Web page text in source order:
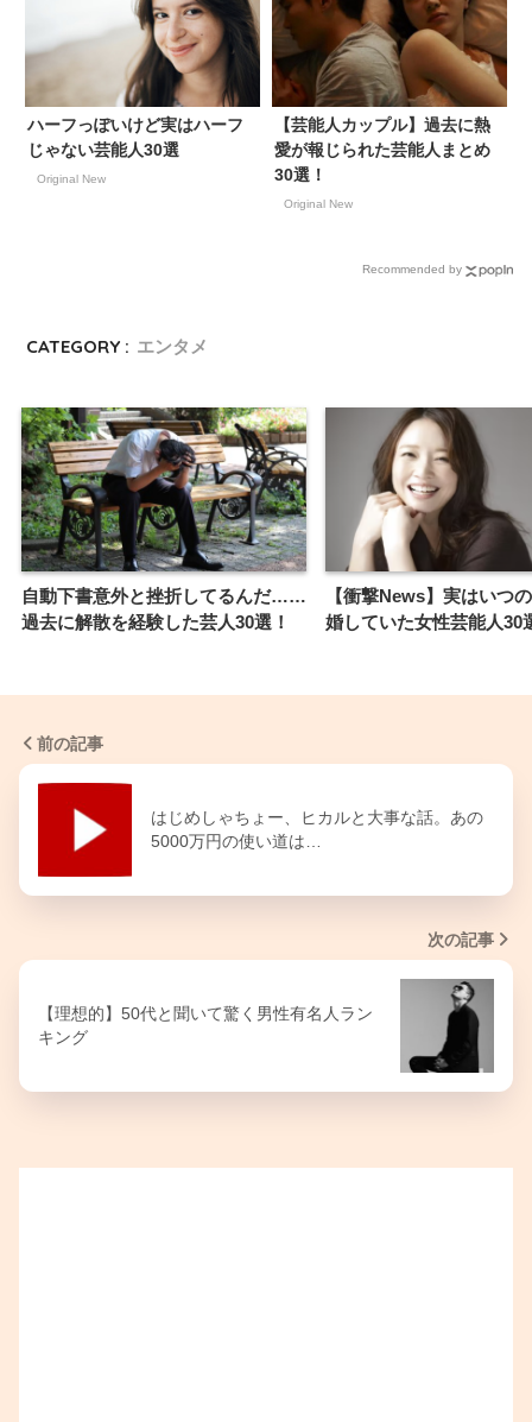
ハーフっぽいけど実はハーフ
じゃない芸能人30選
Original New
【芸能人カップル】過去に熱
愛が報じられた芸能人まとめ
30選！
Original New
Recommended by
CATEGORY : エンタメ
自動下書意外と挫折してるんだ……
過去に解散を経験した芸人30選！
【衝撃News】実はいつ
婚していた女性芸能人30
前の記事
はじめしゃちょー、ヒカルと大事な話。あの
5000万円の使い道は…
次の記事
【理想的】50代と聞いて驚く男性有名人ラン
キング